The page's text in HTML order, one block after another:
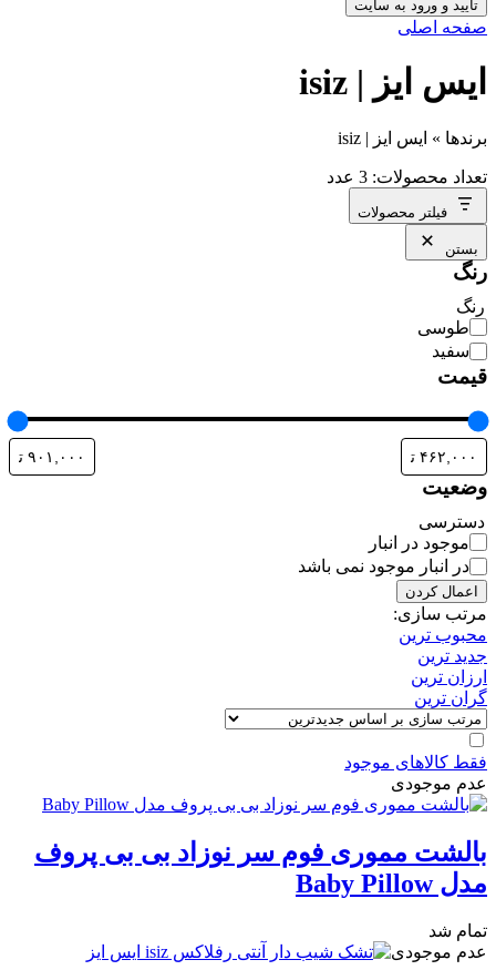
تایید و ورود به سایت
صفحه اصلی
ایس ایز | isiz
برندها » ایس ایز | isiz
تعداد محصولات: 3 عدد
فیلتر محصولات
بستن
رنگ
رنگ
طوسی
سفید
قیمت
وضعیت
دسترسی
موجود در انبار
در انبار موجود نمی باشد
اعمال کردن
مرتب سازی:
محبوب ترین
جدید ترین
ارزان ترین
گران ترین
فقط کالاهای موجود
عدم موجودی
بالشت مموری فوم سر نوزاد بی بی پروف
مدل Baby Pillow
تمام شد
عدم موجودی